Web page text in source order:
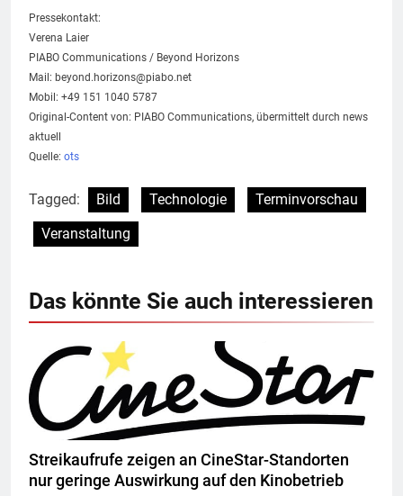
Pressekontakt:
Verena Laier
PIABO Communications / Beyond Horizons
Mail: beyond.horizons@piabo.net
Mobil: +49 151 1040 5787
Original-Content von: PIABO Communications, übermittelt durch news
aktuell
Quelle: ots
Tagged: Bild Technologie
Terminvorschau
Veranstaltung
Das könnte Sie auch interessieren
Streikaufrufe zeigen an CineStar-Standorten
nur geringe Auswirkung auf den Kinobetrieb